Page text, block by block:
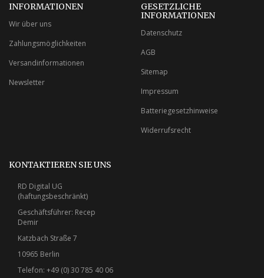
INFORMATIONEN
Wir über uns
Zahlungsmöglichkeiten
Versandinformationen
Newsletter
GESETZLICHE
INFORMATIONEN
Datenschutz
AGB
Sitemap
Impressum
Batteriegesetzhinweise
Widerrufsrecht
KONTAKTIEREN SIE UNS
RD Digital UG
(haftungsbeschränkt)
Geschäftsführer: Recep
Demir
Katzbach Straße 7
10965 Berlin
Telefon: +49 (0) 30 785 40 06